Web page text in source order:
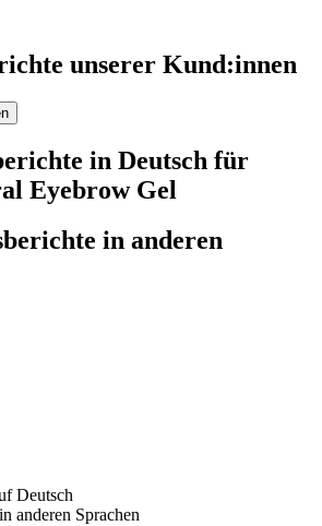
unserer Kund:innen
in Deutsch für
Eyebrow Gel
in anderen
Deutsch
anderen Sprachen